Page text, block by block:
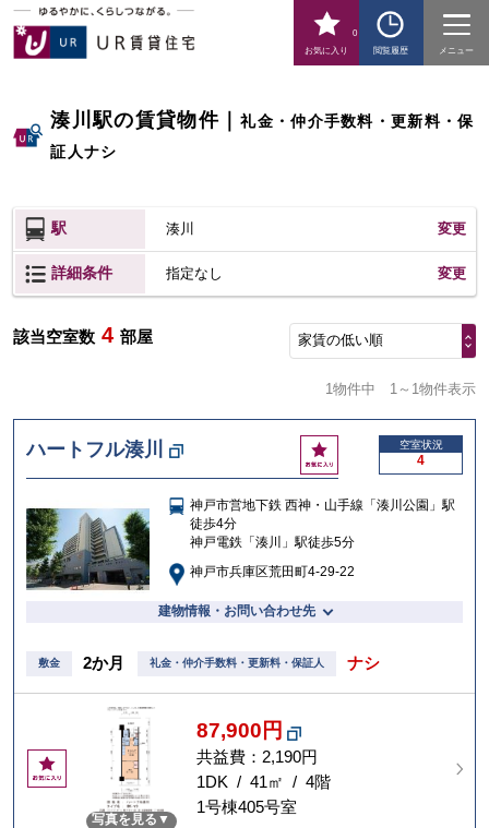
お気に入り
0
閲覧履歴
メニュー
湊川駅の賃貸物件｜礼金・仲介手数料・更新料・保
証人ナシ
駅 湊川 変更
詳細条件 指定なし 変更
該当空室数 4 部屋 家賃の低い順
1物件中 1～1物件表示
ハートフル湊川
お
気
入
空室状況
4
神戸市営地下鉄 西神・山手線「湊川公園」駅
徒歩4分
神戸電鉄「湊川」駅徒歩5分
神戸市兵庫区荒田町4-29-22
建物情報・お問い合わせ先
敷金 2か月 礼金・仲介手数料・更新料・保証人 ナシ
お
気
写真を見る
87,900円
共益費：2,190円
1DK / 41㎡ / 4階
1号棟405号室